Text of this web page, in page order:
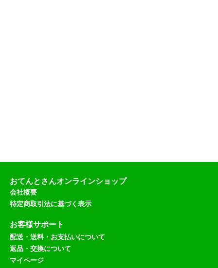
おてんとさんオンラインショップ
会社概要
特定商取引法に基づく表示
お客様サポート
配送・送料・お支払いについて
返品・交換について
マイページ